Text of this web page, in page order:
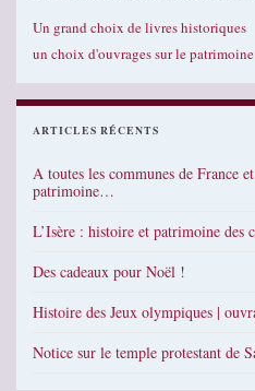
Un grand choix de livres historiques
un choix d'ouvrages sur le patrimoine
ARTICLES RÉCENTS
A toutes les communes de France
patrimoine…
L’Isère : histoire et patrimoine des
Des cadeaux pour Noël !
Histoire des Jeux olympiques |
Notice sur le temple protestant de